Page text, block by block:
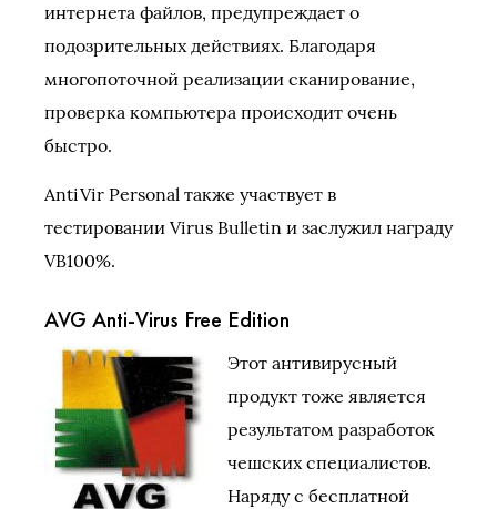
интернета файлов, предупреждает о
подозрительных действиях. Благодаря
многопоточной реализации сканирование,
проверка компьютера происходит очень
быстро.
AntiVir Personal также участвует в
тестировании Virus Bulletin и заслужил награду
VB100%.
AVG Anti-Virus Free Edition
Этот антивирусный
продукт тоже является
результатом разработок
чешских специалистов.
Наряду с бесплатной